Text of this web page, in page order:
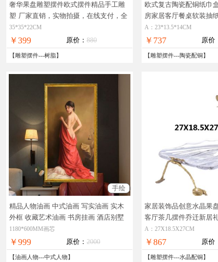
奢华果盘雕塑摆件欧式摆件精品手工雕
塑 厂家直销，实物拍摄，在线支付，全
国免邮
35*35*22CM
￥399 原价： 880
【雕塑摆件---树脂】
欧式复古陶瓷配铜纸巾
房家居客厅餐桌软装抽
现货图片，在线支付，
A：23*13.5*14CM
￥737 原价
【雕塑摆件---陶瓷配铜 】
手绘
精品人物油画 中式油画 写实油画 实木
外框 收藏艺术油画 书房挂画 酒店别墅
配画 写实精品人物油画 手绘油画 实物
拍摄
1180*600MM画芯
￥999 原价： 2000
【油画人物---中式人物 】
家居装饰品创意水晶果
客厅茶几摆件乔迁新居
现货图片，在线支付，
A：27X18.5X27CM
￥867 原价
【雕塑摆件---水晶配铜 】